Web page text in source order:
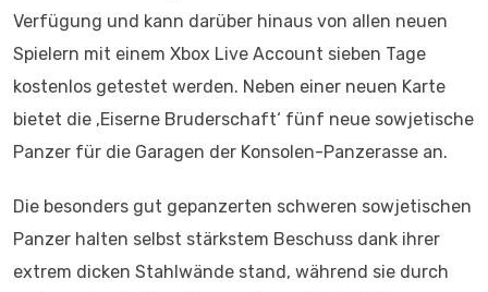
Verfügung und kann darüber hinaus von allen neuen
Spielern mit einem Xbox Live Account sieben Tage
kostenlos getestet werden. Neben einer neuen Karte
bietet die ‚Eiserne Bruderschaft‘ fünf neue sowjetische
Panzer für die Garagen der Konsolen-Panzerasse an.
Die besonders gut gepanzerten schweren sowjetischen
Panzer halten selbst stärkstem Beschuss dank ihrer
extrem dicken Stahlwände stand, während sie durch